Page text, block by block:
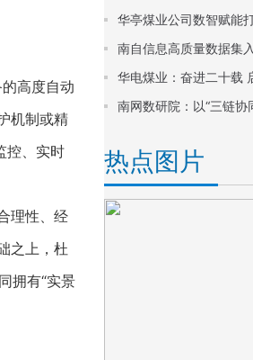
高度自动
机制或精
控、实时
理性、经
之上，杜
拥有“实景
华亭煤业公司数智赋能
南自信息高质量数据集
华电煤业：奋进二十载
热点图片